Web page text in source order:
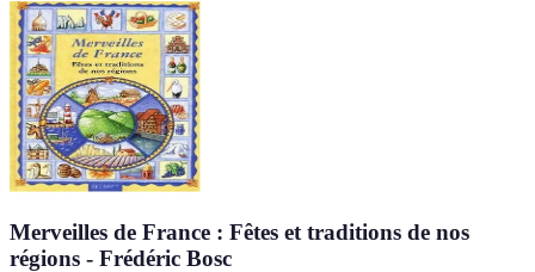
Merveilles de France : Fêtes et traditions de nos
régions - Frédéric Bosc